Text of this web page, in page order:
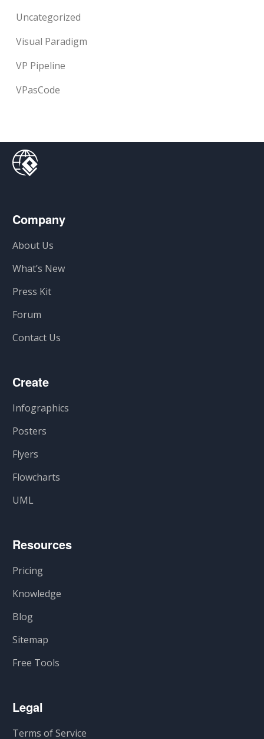
Uncategorized
Visual Paradigm
VP Pipeline
VPasCode
Company
About Us
What’s New
Press Kit
Forum
Contact Us
Create
Infographics
Posters
Flyers
Flowcharts
UML
Resources
Pricing
Knowledge
Blog
Sitemap
Free Tools
Legal
Terms of Service